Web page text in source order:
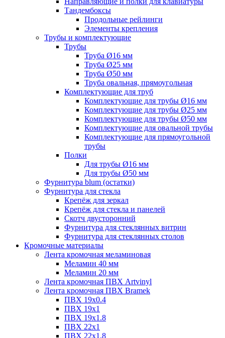
Тандембоксы
Продольные рейлинги
Элементы крепления
Трубы и комплектующие
Трубы
Труба Ø16 мм
Труба Ø25 мм
Труба Ø50 мм
Труба овальная, прямоугольная
Комплектующие для труб
Комплектующие для трубы Ø16 мм
Комплектующие для трубы Ø25 мм
Комплектующие для трубы Ø50 мм
Комплектующие для овальной трубы
Комплектующие для прямоугольной
трубы
Полки
Для трубы Ø16 мм
Для трубы Ø50 мм
Фурнитура blum (остатки)
Фурнитура для стекла
Крепёж для зеркал
Крепёж для стекла и панелей
Скотч двусторонний
Фурнитура для стеклянных витрин
Фурнитура для стеклянных столов
Кромочные материалы
Лента кромочная меламиновая
Меламин 40 мм
Меламин 20 мм
Лента кромочная ПВХ Artvinyl
Лента кромочная ПВХ Bramek
ПВХ 19x0.4
ПВХ 19х1
ПВХ 19х1.8
ПВХ 22х1
ПВХ 22х1.8